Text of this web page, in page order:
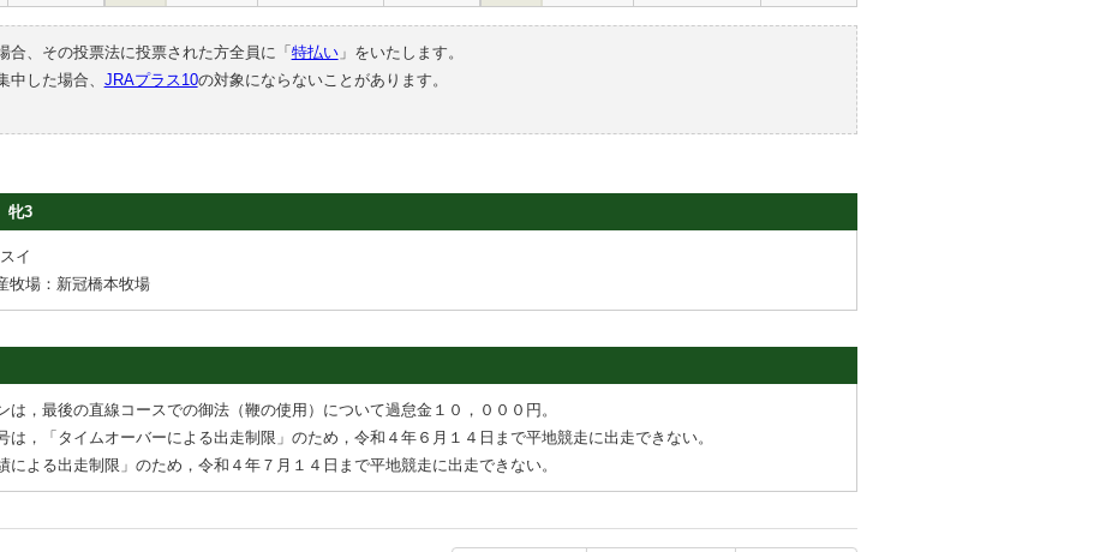
合、その投票法に投票された方全員に「 特払い」をいたします。
した場合、 JRAプラス10の対象にならないことがあります。
牝3
イ
牧場：新冠橋本牧場
は，最後の直線コースでの御法（鞭の使用）について過怠金１０，０００円。
は，「タイムオーバーによる出走制限」のため，令和４年６月１４日まで平地競走に出走できない。
による出走制限」のため，令和４年７月１４日まで平地競走に出走できない。